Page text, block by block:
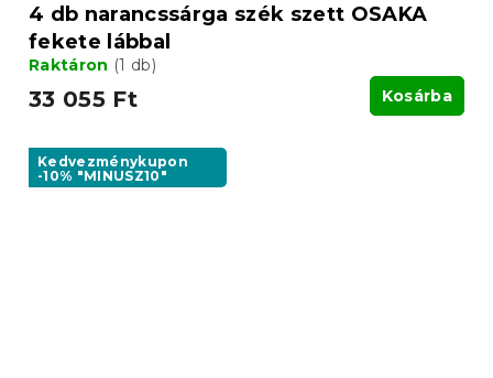
4 db narancssárga szék szett OSAKA
fekete lábbal
Raktáron (1 db)
33 055 Ft Kosárba
Kedvezménykupon
-10% "MINUSZ10"